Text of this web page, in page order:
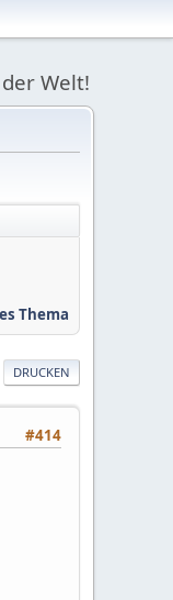
der Welt!
Thema
DRUCKEN
#414